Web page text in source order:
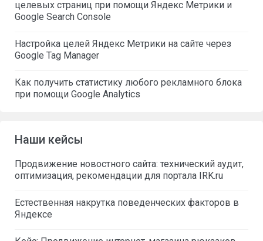
целевых страниц при помощи Яндекс Метрики и
Google Search Console
Настройка целей Яндекс Метрики на сайте через
Google Tag Manager
Как получить статистику любого рекламного блока
при помощи Google Analytics
Наши кейсы
Продвижение новостного сайта: технический аудит,
оптимизация, рекомендации для портала IRK.ru
Естественная накрутка поведенческих факторов в
Яндексе